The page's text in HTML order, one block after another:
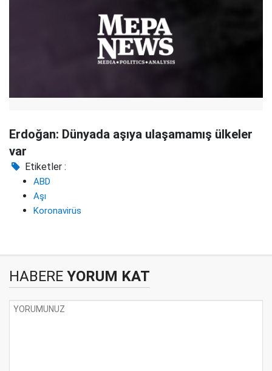
Erdoğan: Dünyada aşıya ulaşamamış ülkeler
var
Etiketler :
ABD
Aşı
Koronavirüs
HABERE YORUM KAT